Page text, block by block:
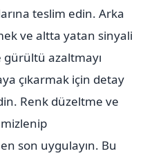
teslim edin. Arka
ve altta yatan sinyali
gürültü azaltmayı
çıkarmak için detay
Renk düzeltme ve
son uygulayın. Bu